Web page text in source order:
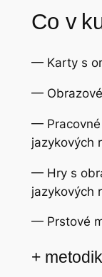
Co v
— Karty s
—
— Pracovné
jazykových
— Hry s
jazykových
— Prstové
+